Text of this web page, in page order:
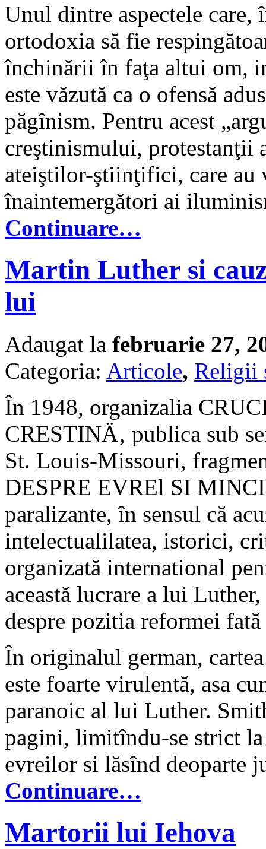
Unul dintre aspectele
ortodoxia să fie
închinării în faţa altui om,
este văzută ca o ofensă
păgînism. Pentru acest
creştinismului, protestanţii
ateiştilor-ştiinţifici, care au
înaintemergători ai
Continuare…
Martin Luther si
lui
Adaugat la februarie 27,
Categoria: Articole, Religii
În 1948, organizalia
CRESTINÄ‚ publica sub
St. Louis-Missouri,
DESPRE EVREl SI
paralizante, în sensul că
intelectualilatea, istorici,
organizată international
această lucrare a lui
despre pozitia reformei
În originalul german,
este foarte virulentă, asa
paranoic al lui Luther.
pagini, limitîndu-se strict
evreilor si lăsînd deoparte
Continuare…
Martorii lui Iehova